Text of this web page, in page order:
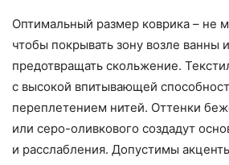
Оптимальный размер коврика – не
чтобы покрывать зону возле ванны
предотвращать скольжение.
с высокой впитывающей
переплетением нитей. Оттенки
или серо-оливкового создадут
и расслабления. Допустимы